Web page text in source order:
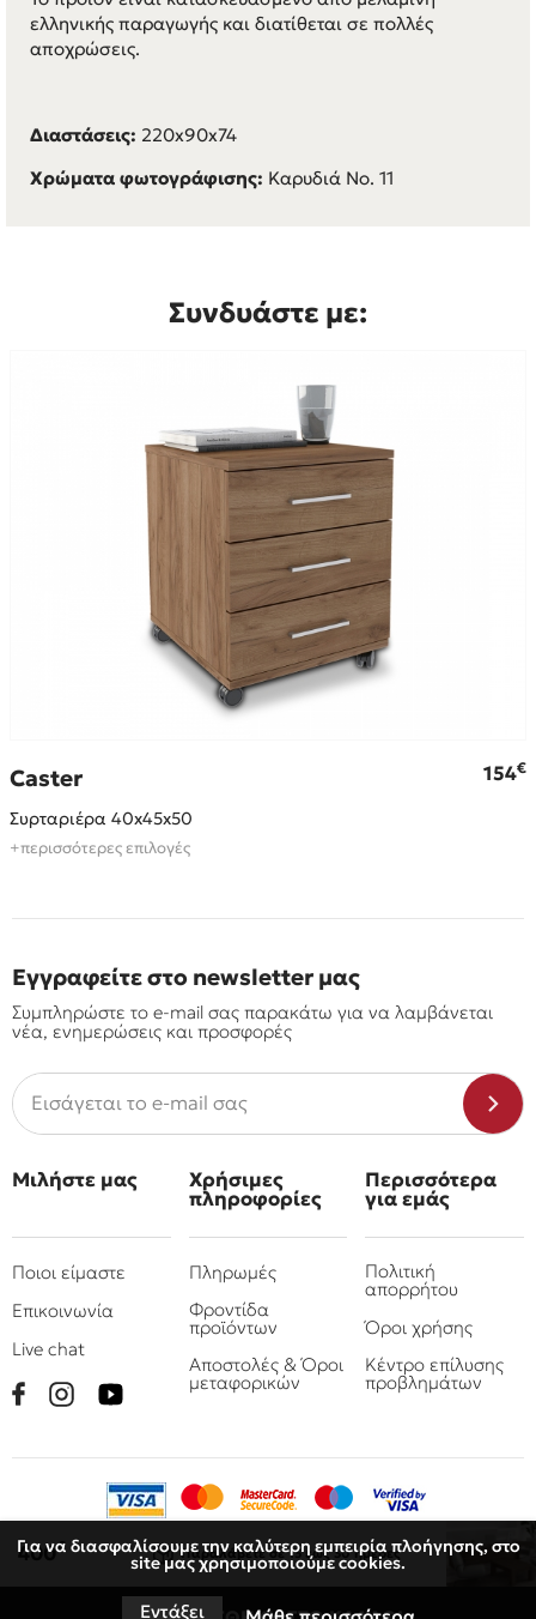
Για να διασφαλίσουμε την καλύτερη εμπειρία πλοήγησης, στο
site μας χρησιμοποιούμε cookies.
Εντάξει
400€ Παραλάβετε σε 15 έως 30 ημέρες
ελληνικής παραγωγής και διατίθεται σε πολλές
αποχρώσεις.
Διαστάσεις: 220x90x74
Χρώματα φωτογράφισης: Καρυδιά Νο. 11
Συνδυάστε με:
Caster 154€
Συρταριέρα 40x45x50
+περισσότερες επιλογές
Εγγραφείτε στο newsletter μας
Συμπληρώστε το e-mail σας παρακάτω για να λαμβάνεται
νέα, ενημερώσεις και προσφορές
Μιλήστε μας
Ποιοι είμαστε
Επικοινωνία
Live chat
Χρήσιμες
πληροφορίες
Πληρωμές
Φροντίδα
προϊόντων
Αποστολές & Όροι
μεταφορικών
Περισσότερα
για εμάς
Πολιτική
απορρήτου
Όροι χρήσης
Κέντρο επίλυσης
προβλημάτων
© 2010 - 2026 Όμιλος επιχειρήσεων Πιτσουλάκης
Ρομπογιαννάκης